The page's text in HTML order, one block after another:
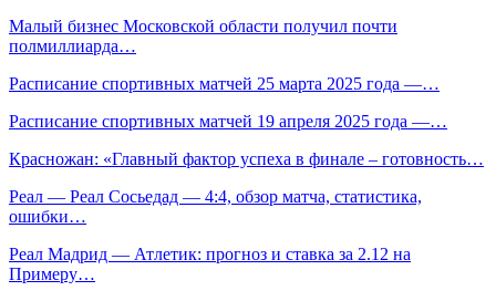
Малый бизнес Московской области получил почти
полмиллиарда…
Расписание спортивных матчей 25 марта 2025 года —…
Расписание спортивных матчей 19 апреля 2025 года —…
Красножан: «Главный фактор успеха в финале – готовность…
Реал — Реал Сосьедад — 4:4, обзор матча, статистика,
ошибки…
Реал Мадрид — Атлетик: прогноз и ставка за 2.12 на
Примеру…